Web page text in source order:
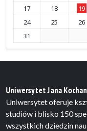
17
18 19
24
25 26
31
Uniwersytet Jana
Uniwersytet oferuje
studiów i blisko 150
wszystkich dziedzin